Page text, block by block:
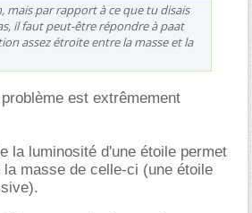
mais par rapport à ce que tu disais
il faut peut-être répondre à paat
assez étroite entre la masse et la
est extrêmement
la luminosité d'une étoile permet
la masse de celle-ci (une étoile